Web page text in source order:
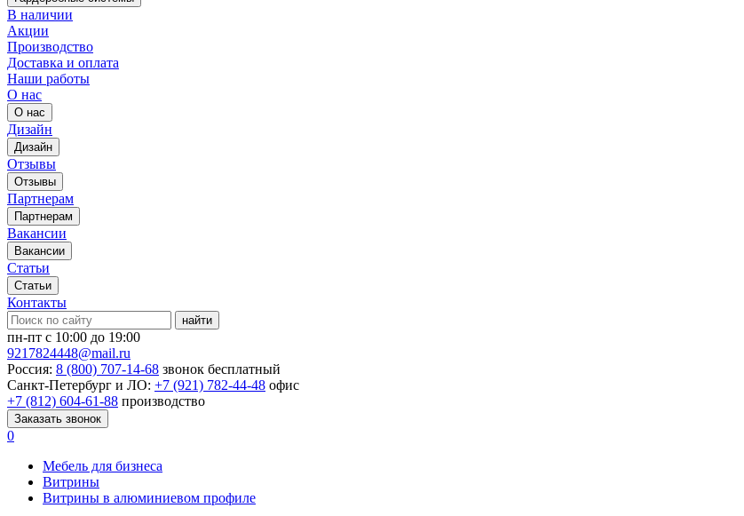
В наличии
Акции
Производство
Доставка и оплата
Наши работы
О нас
О нас
Дизайн
Дизайн
Отзывы
Отзывы
Партнерам
Партнерам
Вакансии
Вакансии
Статьи
Статьи
Контакты
найти
пн-пт с 10:00 до 19:00
9217824448@mail.ru
Россия: 8 (800) 707-14-68 звонок бесплатный
Санкт-Петербург и ЛО: +7 (921) 782-44-48 офис
+7 (812) 604-61-88 производство
Заказать звонок
0
Мебель для бизнеса
Витрины
Витрины в алюминиевом профиле